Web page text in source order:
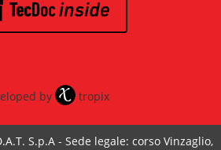
by tropix
S.p.A - Sede legale: corso Vinzaglio,